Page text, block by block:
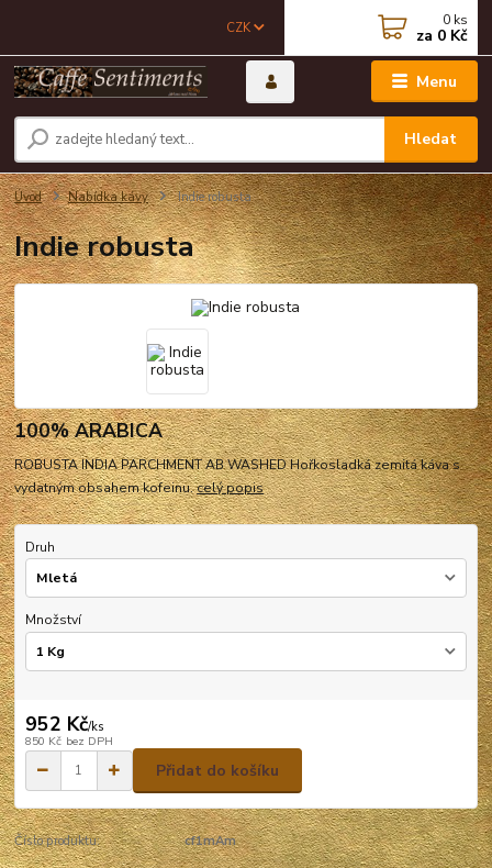
Menu
CZK
Hledat
0 ks
za 0 Kč
Úvod Nabídka kávy Indie robusta
Indie robusta
100% ARABICA
ROBUSTA INDIA PARCHMENT AB WASHED Hořkosladká zemitá káva s
vydatným obsahem kofeinu.celý popis
Druh
Množství
952 Kč/ks
850 Kč bez DPH
Přidat do košíku
Číslo produktu: cf1mAm